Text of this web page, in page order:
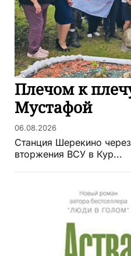
Плечом к
Мустафой
06.08.2026
Станция Шерекино
вторжения ВСУ в Кур...